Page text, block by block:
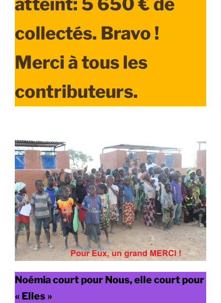
collectés. Bravo !
Merci à tous les
contributeurs.
Noémia court pour Nous, elle court pour
« Elles »